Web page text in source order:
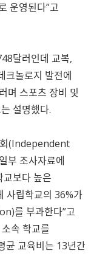
운영된다”고
달러인데 교복,
크놀로지 발전에
며 스포츠 장비 및
설명했다.
회(Independent
조사자료에
교보다 높은
사립학교의 36%가
를 부과한다”고
속 학교를
균 교육비는 13년간